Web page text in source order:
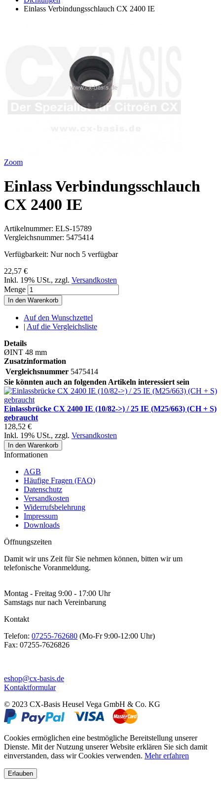
Einlass Verbindungsschlauch CX 2400 IE
Zoom
Einlass Verbindungsschlauch
CX 2400 IE
Artikelnummer: ELS-15789
Vergleichsnummer: 5475414
Verfügbarkeit: Nur noch 5 verfügbar
22,57 €
Inkl. 19% USt., zzgl. Versandkosten
Menge
In den Warenkorb
Auf den Wunschzettel
| Auf die Vergleichsliste
Details
ØINT 48 mm
Zusatzinformation
Vergleichsnummer 5475414
Sie könnten auch an folgenden Artikeln interessiert sein
Einlassbrücke CX 2400 IE (10/82->) / 25 IE (M25/663) (CH + S)
gebraucht
128,52 €
Inkl. 19% USt., zzgl. Versandkosten
In den Warenkorb
Informationen
AGB
Häufige Fragen (FAQ)
Datenschutz
Versandkosten
Widerrufsbelehrung
Impressum
Downloads
Öffnungszeiten
Damit wir uns Zeit für Sie nehmen können, bitten wir um
telefonische Voranmeldung.
Montag - Freitag 9:00 - 17:00 Uhr
Samstags nur nach Vereinbarung
Kontakt
Telefon: 07255-762680 (Mo-Fr 9:00-12:00 Uhr)
Fax: 07255-7626826
eshop@cx-basis.de
Kontaktformular
© 2023 CX-Basis Heusel Vega GmbH & Co. KG
Cookies ermöglichen eine bestmögliche Bereitstellung unserer
Dienste. Mit der Nutzung unserer Website erklären Sie sich damit
einverstanden, dass wir Cookies verwenden. Mehr erfahren
Erlauben